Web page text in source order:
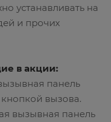
устанавливать на
и прочих
в акции:
панель
вызова.
вызывная панель